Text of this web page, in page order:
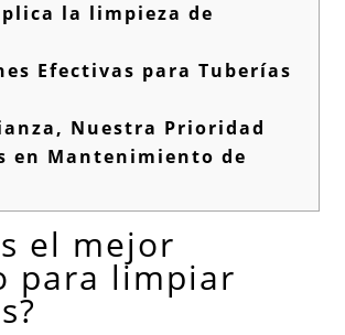
la limpieza de
Efectivas para Tuberías
Nuestra Prioridad
en Mantenimiento de
el mejor
para limpiar